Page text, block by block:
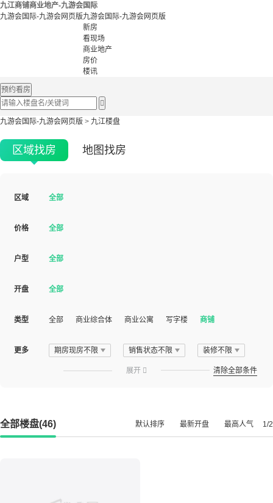
九江商铺商业地产-九游会国际
九游会国际-九游会网页版九游会国际-九游会网页版
新房
看现场
商业地产
房价
楼讯
预约看房

九游会国际-九游会网页版 > 九江楼盘
区域找房 地图找房
区域 全部
价格 全部
户型 全部
开盘 全部
类型 全部 商业综合体 商业公寓 写字楼 商铺
更多 期房现房不限 销售状态不限 装修不限
展开  清除全部条件
全部楼盘(46) 1/2
默认排序 最新开盘 最高人气